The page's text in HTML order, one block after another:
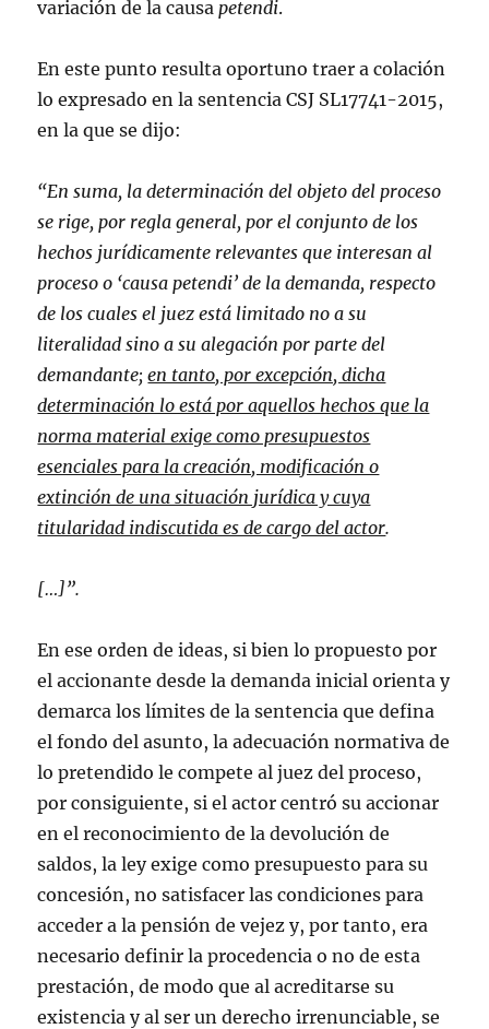
variación de la causapetendi.
En este punto resulta oportuno traer a colación
lo expresado en la sentencia CSJ SL17741-2015,
en la que se dijo:
“En suma, la determinación del objeto del proceso
se rige, por regla general, por el conjunto de los
hechos jurídicamente relevantes que interesan al
proceso o ‘causa petendi’ de la demanda, respecto
de los cuales el juez está limitado no a su
literalidad sino a su alegación por parte del
demandante;en tanto, por excepción, dicha
determinación lo está por aquellos hechos que la
norma material exige como presupuestos
esenciales para la creación, modificación o
extinción de una situación jurídica y cuya
titularidad indiscutida es de cargo del actor.
[…]”.
En ese orden de ideas, si bien lo propuesto por
el accionante desde la demanda inicial orienta y
demarca los límites de la sentencia que defina
el fondo del asunto, la adecuación normativa de
lo pretendido le compete al juez del proceso,
por consiguiente, si el actor centró su accionar
en el reconocimiento de la devolución de
saldos, la ley exige como presupuesto para su
concesión, no satisfacer las condiciones para
acceder a la pensión de vejez y, por tanto, era
necesario definir la procedencia o no de esta
prestación, de modo que al acreditarse su
existencia y al ser un derecho irrenunciable, se